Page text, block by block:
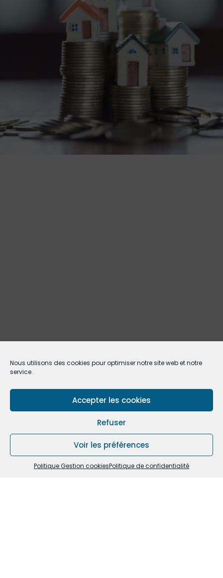
Nous utilisons des cookies pour optimiser notre site web et notre
service.
Accepter les cookies
Refuser
Voir les préférences
Politique Gestion cookiesPolitique de confidentialité